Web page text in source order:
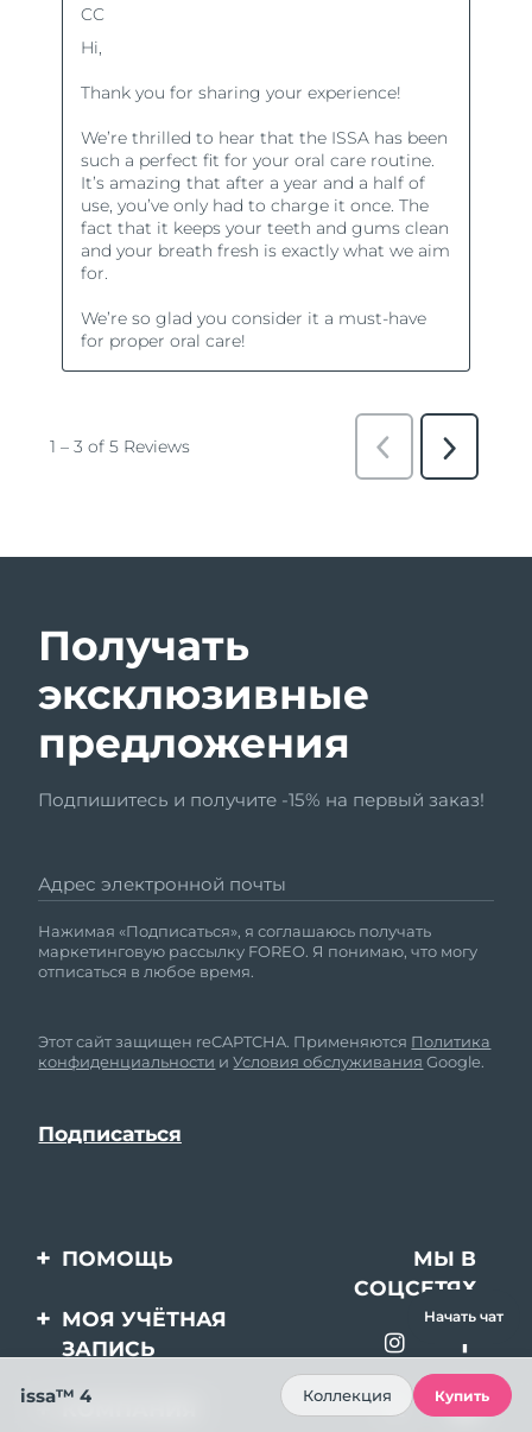
Получать
эксклюзивные
предложения
Подпишитесь и получите -15% на первый заказ!
Адрес электронной почты
Нажимая «Подписаться», я соглашаюсь получать
маркетинговую рассылку FOREO. Я понимаю, что могу
отписаться в любое время.
Этот сайт защищен reCAPTCHA. Применяются Политика
конфиденциальности иУсловия обслуживания Google.
ПОМОЩЬ
Свяжитесь с нами
Заказ и доставка
Гарантия и возврат
МЫ В
СОЦСЕТЯХ
МОЯ УЧЁТНАЯ
ЗАПИСЬ
Регистрация продукта
КОМПАНИЯ
Начать чат
issa™ 4 Коллекция Купить